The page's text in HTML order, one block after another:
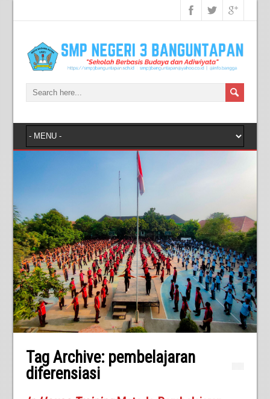
Tag Archive: pembelajaran
diferensiasi